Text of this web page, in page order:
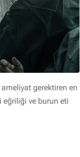
ameliyat gerektiren en
eğriliği ve burun eti